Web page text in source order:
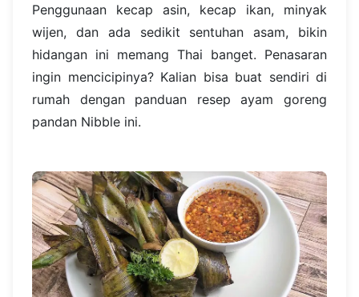
Penggunaan kecap asin, kecap ikan, minyak
wijen, dan ada sedikit sentuhan asam, bikin
hidangan ini memang Thai banget. Penasaran
ingin mencicipinya? Kalian bisa buat sendiri di
rumah dengan panduan resep ayam goreng
pandan Nibble ini.